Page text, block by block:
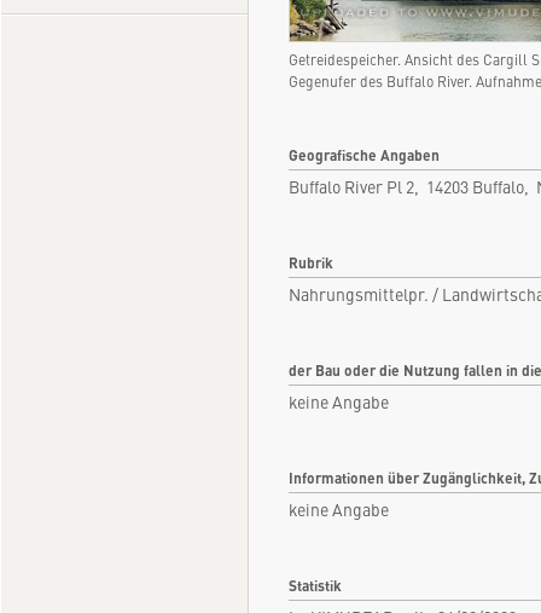
Getreidespeicher. Ansicht des Cargill
Gegenufer des Buffalo River.
Geografische Angaben
Buffalo River Pl 2, 14203 Buffalo,
Rubrik
Nahrungsmittelpr. /
der Bau oder die Nutzung fallen in
keine Angabe
Informationen über Zugänglichkeit,
keine Angabe
Statistik